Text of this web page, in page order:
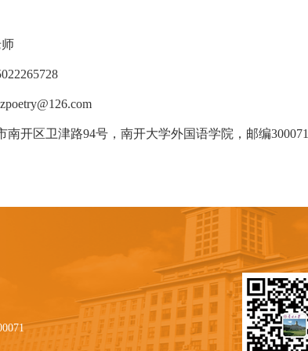
南开区卫津路94号，南开大学外国语学院，邮编300071